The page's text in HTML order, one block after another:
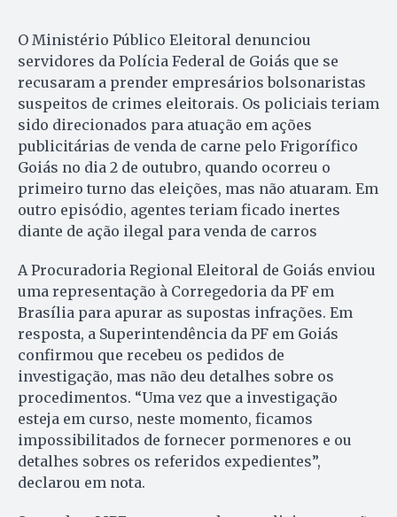
O Ministério Público Eleitoral denunciou
servidores da Polícia Federal de Goiás que se
recusaram a prender empresários bolsonaristas
suspeitos de crimes eleitorais. Os policiais teriam
sido direcionados para atuação em ações
publicitárias de venda de carne pelo Frigorífico
Goiás no dia 2 de outubro, quando ocorreu o
primeiro turno das eleições, mas não atuaram. Em
outro episódio, agentes teriam ficado inertes
diante de ação ilegal para venda de carros
A Procuradoria Regional Eleitoral de Goiás enviou
uma representação à Corregedoria da PF em
Brasília para apurar as supostas infrações. Em
resposta, a Superintendência da PF em Goiás
confirmou que recebeu os pedidos de
investigação, mas não deu detalhes sobre os
procedimentos. “Uma vez que a investigação
esteja em curso, neste momento, ficamos
impossibilitados de fornecer pormenores e ou
detalhes sobres os referidos expedientes”,
declarou em nota.